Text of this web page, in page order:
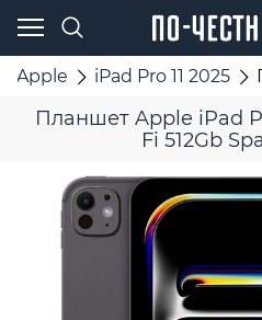
Apple iPad Pro 11 2025
Планшет Apple iPad
Fi 512Gb